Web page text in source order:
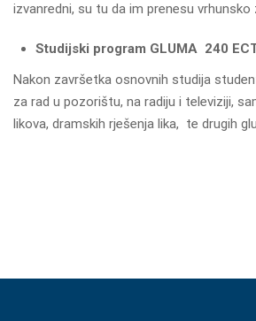
izvanredni, su tu da im prenesu vrhunsko
Studijski program GLUMA 240
Nakon završetka osnovnih studija
za rad u pozorištu, na radiju i televiziji,
likova, dramskih rješenja lika, te drugih